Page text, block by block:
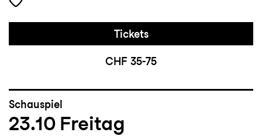
Tickets
CHF 35-75
Schauspiel
23.10 Freitag